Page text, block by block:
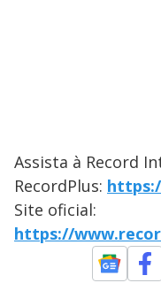
Assista à Record
RecordPlus:
Site oficial:
https://